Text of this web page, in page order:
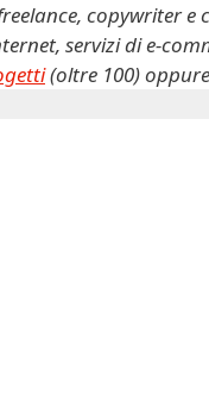
copywriter e
servizi di e-
(oltre 100) oppure